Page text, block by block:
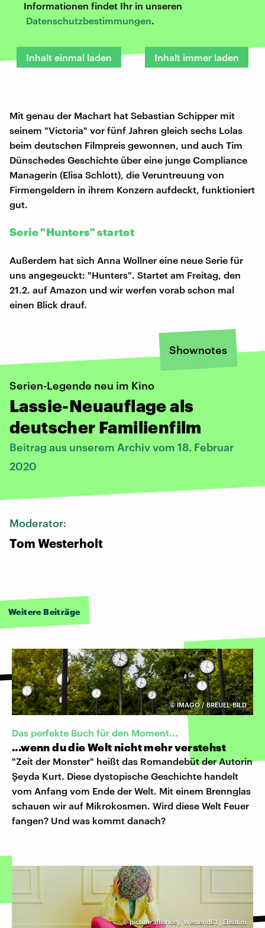
Informationen findet Ihr in unseren
Datenschutzbestimmungen.
Inhalt einmal laden Inhalt immer laden
Mit genau der Machart hat Sebastian Schipper mit
seinem "Victoria" vor fünf Jahren gleich sechs Lolas
beim deutschen Filmpreis gewonnen, und auch Tim
Dünschedes Geschichte über eine junge Compliance
Managerin (Elisa Schlott), die Veruntreuung von
Firmengeldern in ihrem Konzern aufdeckt, funktioniert
gut.
Serie "Hunters" startet
Außerdem hat sich Anna Wollner eine neue Serie für
uns angegeuckt: "Hunters". Startet am Freitag, den
21.2. auf Amazon und wir werfen vorab schon mal
einen Blick drauf.
Shownotes
Serien-Legende neu im Kino
Lassie-Neuauflage als
deutscher Familienfilm
Beitrag aus unserem Archiv vom 18. Februar
2020
Moderator:
Tom Westerholt
Weitere Beiträge
©IMAGO / BREUEL-BILD
Das perfekte Buch für den Moment...
...wenn du die Welt nicht mehr verstehst
"Zeit der Monster" heißt das Romandebüt der Autorin
Şeyda Kurt. Diese dystopische Geschichte handelt
vom Anfang vom Ende der Welt. Mit einem Brennglas
schauen wir auf Mikrokosmen. Wird diese Welt Feuer
fangen? Und was kommt danach?
©picture alliance / Westend61 | Elisatim